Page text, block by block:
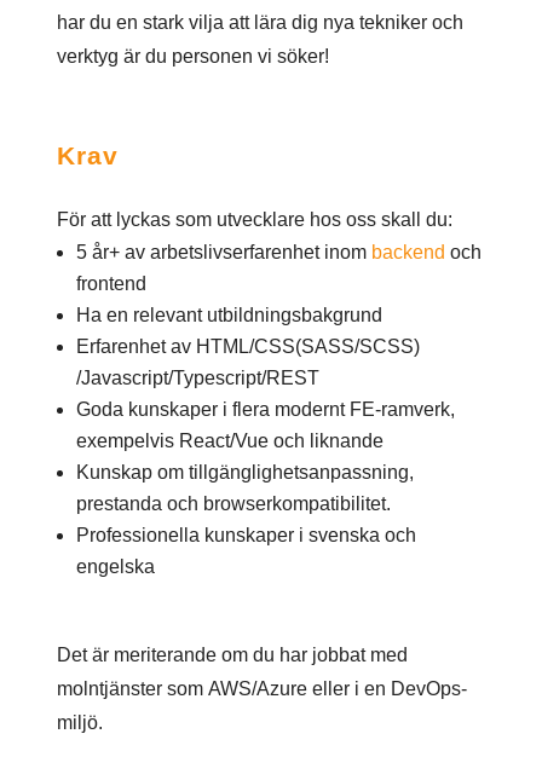
har du en stark vilja att lära dig nya tekniker och
verktyg är du personen vi söker!
Krav
För att lyckas som utvecklare hos oss skall du:
5 år+ av arbetslivserfarenhet inom backend och
frontend
Ha en relevant utbildningsbakgrund
Erfarenhet av HTML/CSS(SASS/SCSS)
/Javascript/Typescript/REST
Goda kunskaper i flera modernt FE-ramverk,
exempelvis React/Vue och liknande
Kunskap om tillgänglighetsanpassning,
prestanda och browserkompatibilitet.
Professionella kunskaper i svenska och
engelska
Det är meriterande om du har jobbat med
molntjänster som AWS/Azure eller i en DevOps-
miljö.